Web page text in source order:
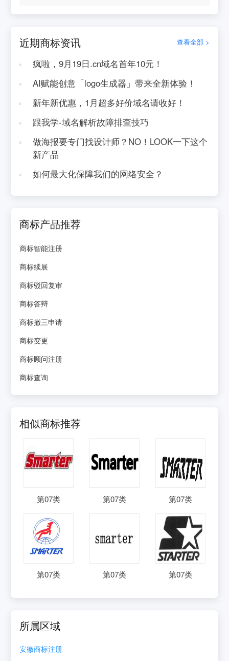
近期商标资讯 查看全部 >
疯啦，9月19日.cn域名首年10元！
AI赋能创意「logo生成器」带来全新体验！
新年新优惠，1月超多好价域名请收好！
跟我学-域名解析故障排查技巧
做海报要专门找设计师？NO！LOOK一下这个
新产品
如何最大化保障我们的网络安全？
商标产品推荐
商标智能注册
商标续展
商标驳回复审
商标答辩
商标撤三申请
商标变更
商标顾问注册
商标查询
相似商标推荐
第07类 第07类 第07类
第07类 第07类 第07类
所属区域
安徽商标注册